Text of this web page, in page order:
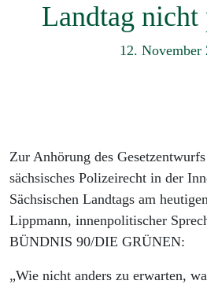
Landtag nicht
12. November
Zur Anhörung des
sächsisches Polizeirecht in der
Sächsischen Landtags am
Lippmann, innenpolitischer
BÜNDNIS 90/DIE GRÜNEN:
„Wie nicht anders zu erwarten,